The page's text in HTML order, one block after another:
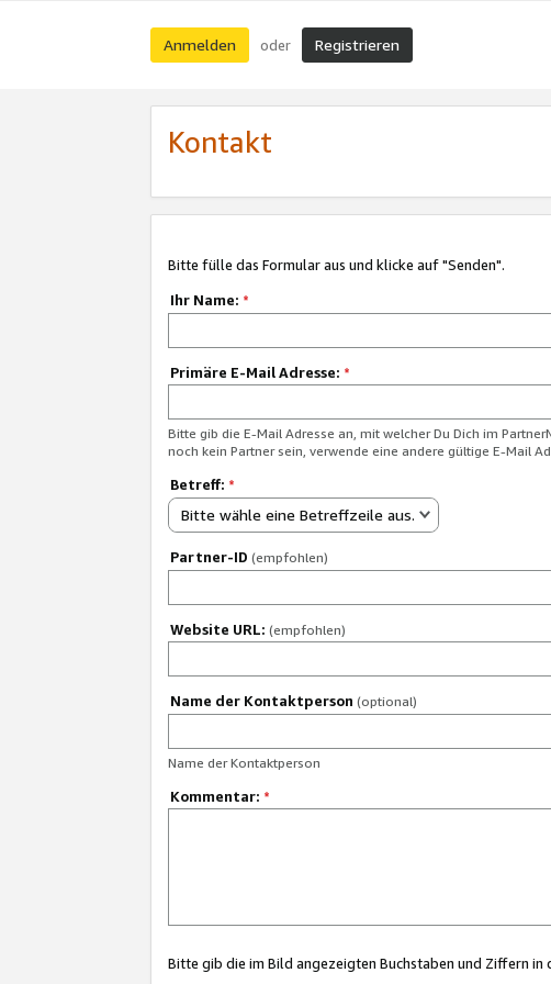
Anmelden oder Registrieren
Kontakt
Bitte fülle das Formular aus und klicke auf "Senden".
Ihr Name: *
Primäre E-Mail Adresse: *
Bitte gib die E-Mail Adresse an, mit welcher Du Dich im
noch kein Partner sein, verwende eine andere gültige E-Mail
Betreff: *
Bitte wähle eine Betreffzeile aus.
Partner-ID (empfohlen)
Website URL: (empfohlen)
Name der Kontaktperson (optional)
Name der Kontaktperson
Kommentar: *
Bitte gib die im Bild angezeigten Buchstaben und Ziffern